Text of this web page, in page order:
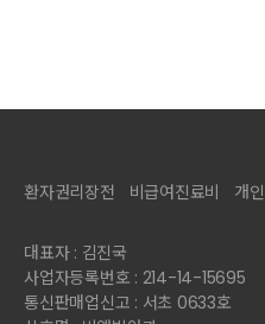
환자권리장전 비급여진료비 개
대표자 : 김진국
사업자등록번호 : 214-14-15695
통신판매업신고 : 서초 0633호